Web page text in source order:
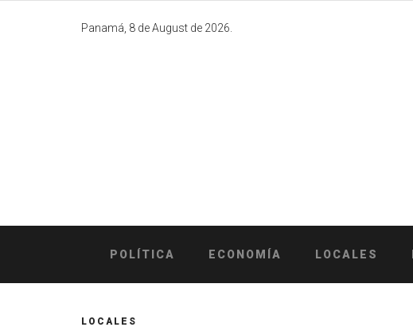
Panamá, 8 de August de 2026.
POLÍTICA ECONOMÍA LOCALES
LOCALES